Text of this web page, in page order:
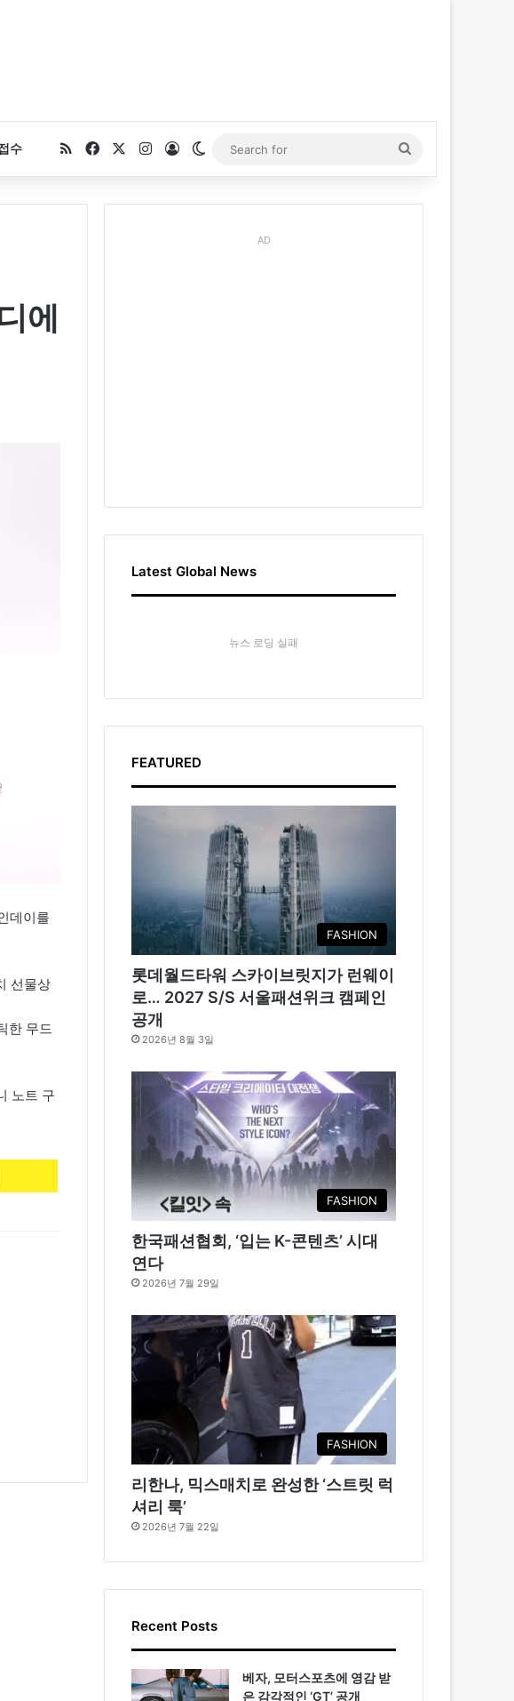
수 RSS FacebookInstagram
Log InSwitch skin
for
에
데이를
선물상
한 무드
노트 구
AD
Latest Global News
뉴스 로딩 실패
FEATURED
FASHION
롯데월드타워 스카이브릿지가 런웨이
로… 2027 S/S 서울패션위크 캠페인
공개
2026년 8월 3일
FASHION
한국패션협회, ‘입는 K-콘텐츠’ 시대
연다
2026년 7월 29일
FASHION
리한나, 믹스매치로 완성한 ‘스트릿 럭
셔리 룩’
2026년 7월 22일
Recent Posts
베자, 모터스포츠에 영감 받
은 감각적인 ‘GT’ 공개